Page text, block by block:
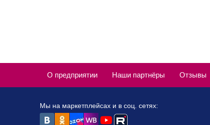
О предприятии Наши партнёры Отзывы
Мы на маркетплейсах и в соц. сетях: